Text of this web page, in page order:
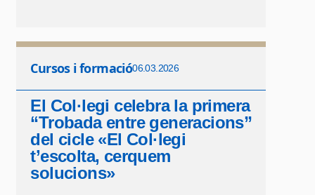
Cursos i formació06.03.2026
El Col·legi celebra la primera
“Trobada entre generacions”
del cicle «El Col·legi
t’escolta, cerquem
solucions»